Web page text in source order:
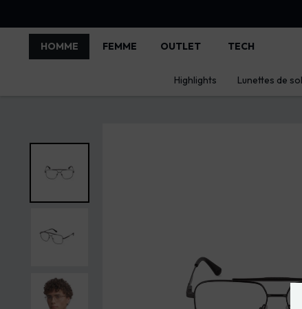
HOMME FEMME OUTLET TECH
Highlights Lunettes de